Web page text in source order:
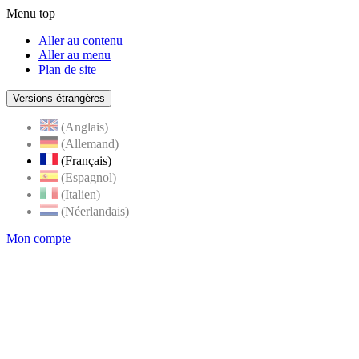
Menu top
Aller au contenu
Aller au menu
Plan de site
Versions étrangères
(Anglais)
(Allemand)
(Français)
(Espagnol)
(Italien)
(Néerlandais)
Mon compte